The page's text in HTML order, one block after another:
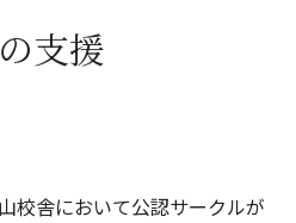
支援
校舎において公認サークルが